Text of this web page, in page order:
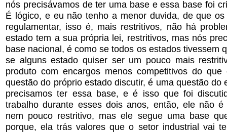
nós precisávamos de ter uma base e essa base foi
É lógico, e eu não tenho a menor duvida, de que
regulamentar, isso é, mais restritivos, não há
estado tem a sua própria lei, restritivos, mas nós
base nacional, é como se todos os estados tivessem
se alguns estado quiser ser um pouco mais
produto com encargos menos competitivos do
questão do próprio estado discutir, é uma questão do
precisamos ter essa base, e é isso que foi
trabalho durante esses dois anos, então, ele não é
nem pouco restritivo, mas ele segue uma base
porque, ela trás valores que o setor industrial vai